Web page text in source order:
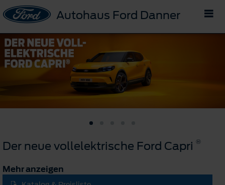
Autohaus Ford Danner
Der neue vollelektrische Ford Capri ®
Mehr anzeigen